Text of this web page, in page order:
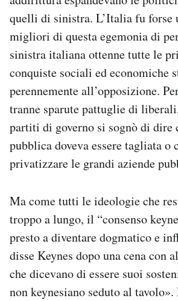
quelli di sinistra. L’Italia fu forse
migliori di questa egemonia di
sinistra italiana ottenne tutte le
conquiste sociali ed economiche
perennemente all’opposizione.
tranne sparute pattuglie di
partiti di governo si sognò di dire
pubblica doveva essere tagliata o
privatizzare le grandi aziende
Ma come tutti le ideologie che
troppo a lungo, il “consenso
presto a diventare dogmatico e
disse Keynes dopo una cena con
che dicevano di essere suoi
non keynesiano seduto al